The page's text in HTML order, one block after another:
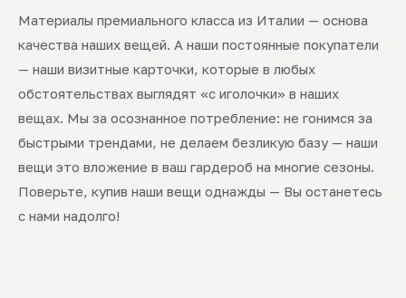
Материалы премиального класса из Италии — основа
качества наших вещей. А наши постоянные покупатели
— наши визитные карточки, которые в любых
обстоятельствах выглядят «с иголочки» в наших
вещах. Мы за осознанное потребление: не гонимся за
быстрыми трендами, не делаем безликую базу — наши
вещи это вложение в ваш гардероб на многие сезоны.
Поверьте, купив наши вещи однажды — Вы останетесь
с нами надолго!